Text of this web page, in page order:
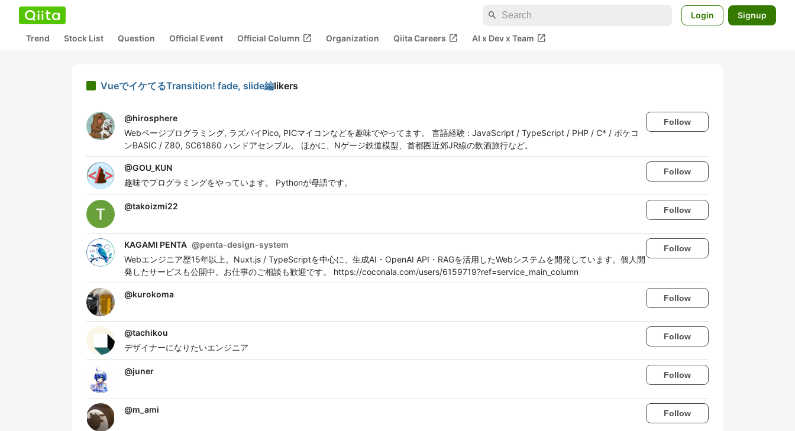
search Login Signup
Trend Stock List Question Official Event Official Column open_in_new Organization Qiita Careers open_in_new AI x Dev x Team open_in_new
VueでイケてるTransition! fade, slide編likers
@hirosphere
Webページプログラミング, ラズパイPico, PICマイコンなどを趣味でやってます。 言語経験 : JavaScript / TypeScript / PHP / C* / ポケコ
ンBASIC / Z80, SC61860 ハンドアセンブル。 ほかに、Nゲージ鉄道模型、首都圏近郊JR線の飲酒旅行など。
Follow
@GOU_KUN
趣味でプログラミングをやっています。 Pythonが母語です。
Follow
@takoizmi22 Follow
KAGAMI PENTA @penta-design-system
Webエンジニア歴15年以上。Nuxt.js / TypeScriptを中心に、生成AI・OpenAI API・RAGを活用したWebシステムを開発しています。個人開
発したサービスも公開中。お仕事のご相談も歓迎です。 https://coconala.com/users/6159719?ref=service_main_column
Follow
@kurokoma Follow
@tachikou
デザイナーになりたいエンジニア
Follow
@juner Follow
@m_ami Follow